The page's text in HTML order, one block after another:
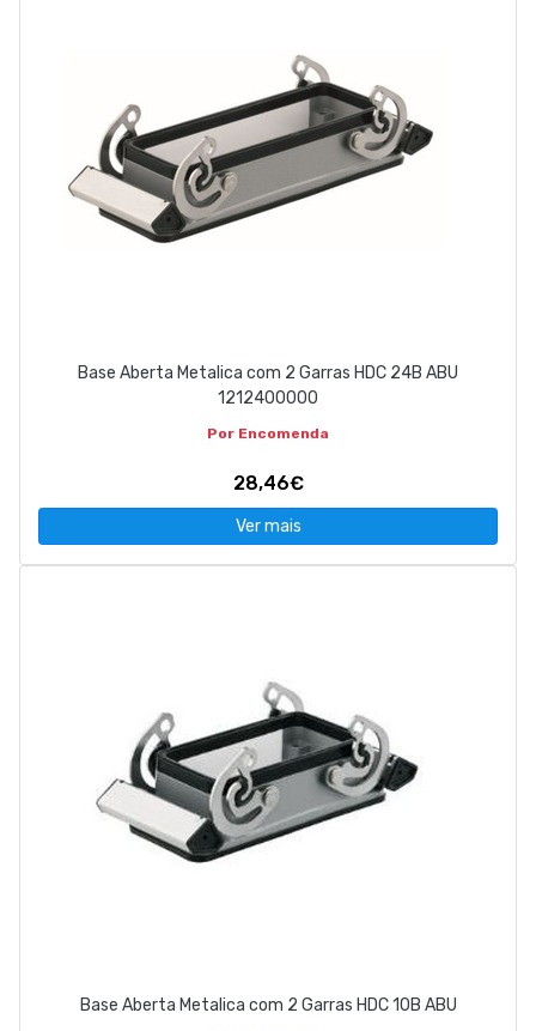
Base Aberta Metalica com 2 Garras HDC 24B ABU
1212400000
Por Encomenda
28,46€
Ver mais
Base Aberta Metalica com 2 Garras HDC 10B ABU